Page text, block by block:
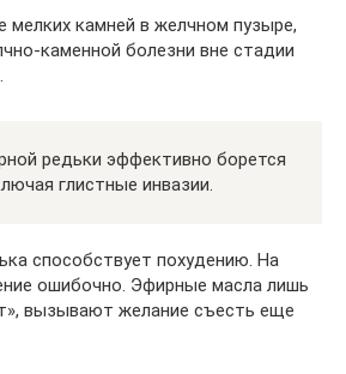
мелких камней в желчном пузыре,
каменной болезни вне стадии
редьки эффективно борется
глистные инвазии.
способствует похудению. На
ошибочно. Эфирные масла лишь
вызывают желание съесть еще